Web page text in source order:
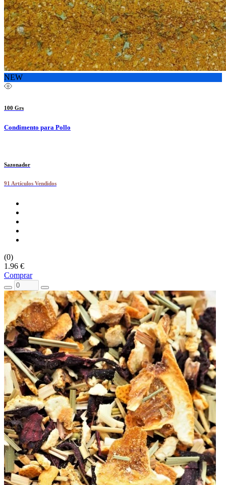
NEW
100 Grs
Condimento para Pollo
Sazonador
91 Artículos Vendidos
(0)
1.96 €
Comprar